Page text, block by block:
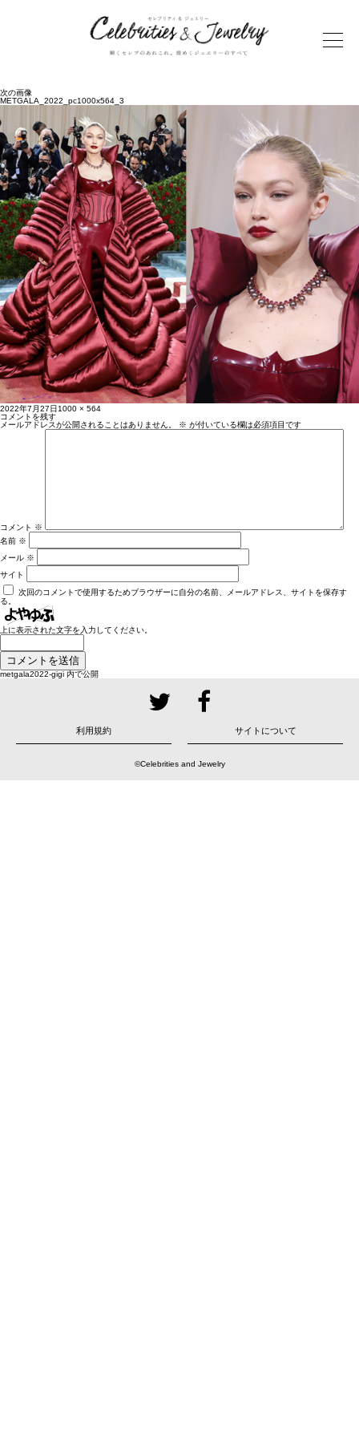
次の画像
METGALA_2022_pc1000x564_3
投
稿
日:
2022年7月27日 フ
サ
イ
1000 × 564
コメントを残す
メールアドレスが公開されることはありません。
※ が付いている欄は必須項目です
コメント ※
名前 ※
メール ※
サイト
次回のコメントで使用するためブラウザーに自分の名前、メールアドレス、サイトを保存す
る。
上に表示された文字を入力してください。
投
metgala2022-gigi 内で公開
利用規約 サイトについて
©Celebrities and Jewelry